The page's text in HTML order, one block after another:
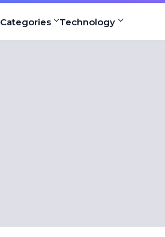
Categories Technology